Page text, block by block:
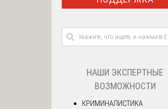
НАШИ ЭКСПЕРТНЫЕ
ВОЗМОЖНОСТИ
КРИМИНАЛИСТИКА